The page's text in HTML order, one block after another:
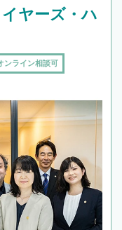
ヤーズ・ハ
ンライン相談可